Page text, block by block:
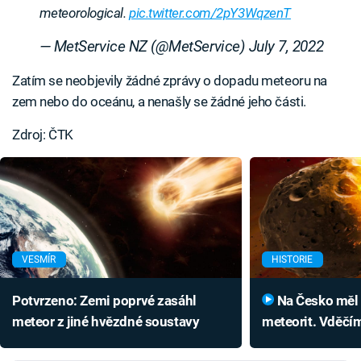
meteorological. pic.twitter.com/2pY3WqzenT
— MetService NZ (@MetService) July 7, 2022
Zatím se neobjevily žádné zprávy o dopadu meteoru na
zem nebo do oceánu, a nenašly se žádné jeho části.
Zdroj: ČTK
VESMÍR
Potvrzeno: Zemi poprvé zasáhl
meteor z jiné hvězdné soustavy
HISTORIE
meteorit.